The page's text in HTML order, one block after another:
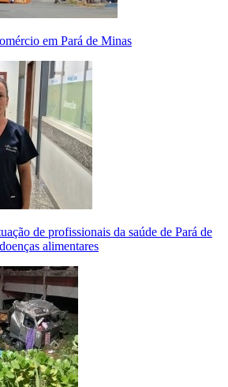
em Pará de Minas
de profissionais da saúde de Pará de
alimentares